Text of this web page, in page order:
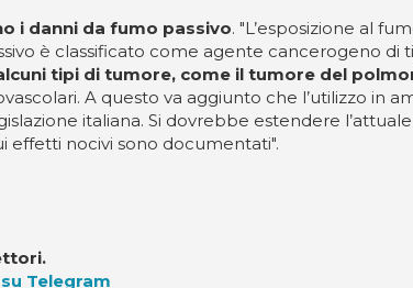
i danni da fumo passivo. "L’esposizione al
è classificato come agente cancerogeno
tipi di tumore, come il tumore del
A questo va aggiunto che l’utilizzo in
italiana. Si dovrebbe estendere
effetti nocivi sono documentati".
Telegram